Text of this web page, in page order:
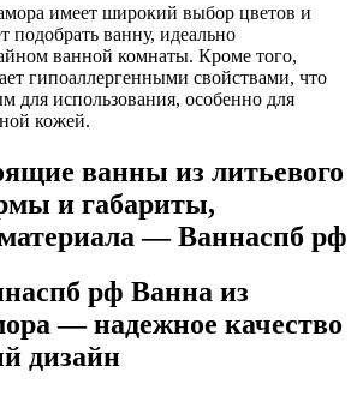
имеет широкий выбор цветов и
подобрать ванну, идеально
ванной комнаты. Кроме того,
гипоаллергенными свойствами, что
для использования, особенно для
кожей.
ванны из литьевого
и габариты,
— Ваннаспб рф
рф Ванна из
— надежное качество
дизайн